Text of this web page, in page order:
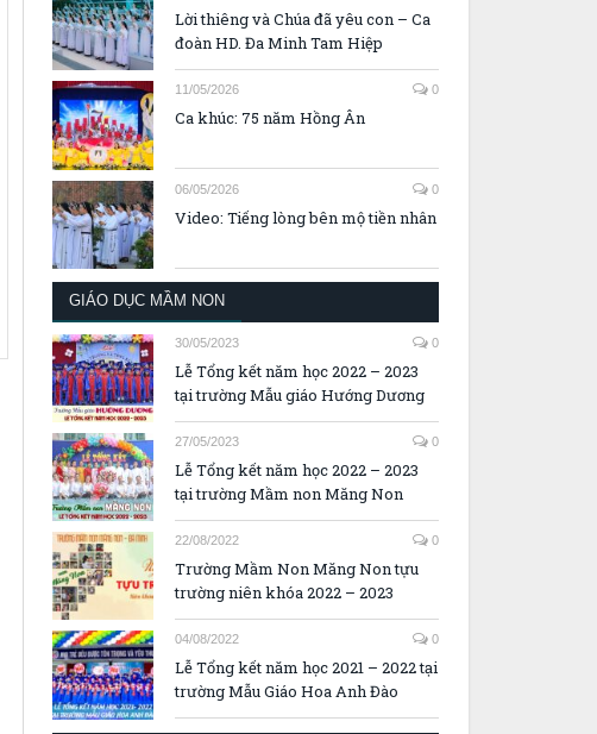
Lời thiêng và Chúa đã yêu con – Ca
đoàn HD. Đa Minh Tam Hiệp
11/05/2026 0
Ca khúc: 75 năm Hồng Ân
06/05/2026 0
Video: Tiếng lòng bên mộ tiền nhân
GIÁO DỤC MẦM NON
30/05/2023 0
Lễ Tổng kết năm học 2022 – 2023
tại trường Mẫu giáo Hướng Dương
27/05/2023 0
Lễ Tổng kết năm học 2022 – 2023
tại trường Mầm non Măng Non
22/08/2022 0
Trường Mầm Non Măng Non tựu
trường niên khóa 2022 – 2023
04/08/2022 0
Lễ Tổng kết năm học 2021 – 2022 tại
trường Mẫu Giáo Hoa Anh Đào